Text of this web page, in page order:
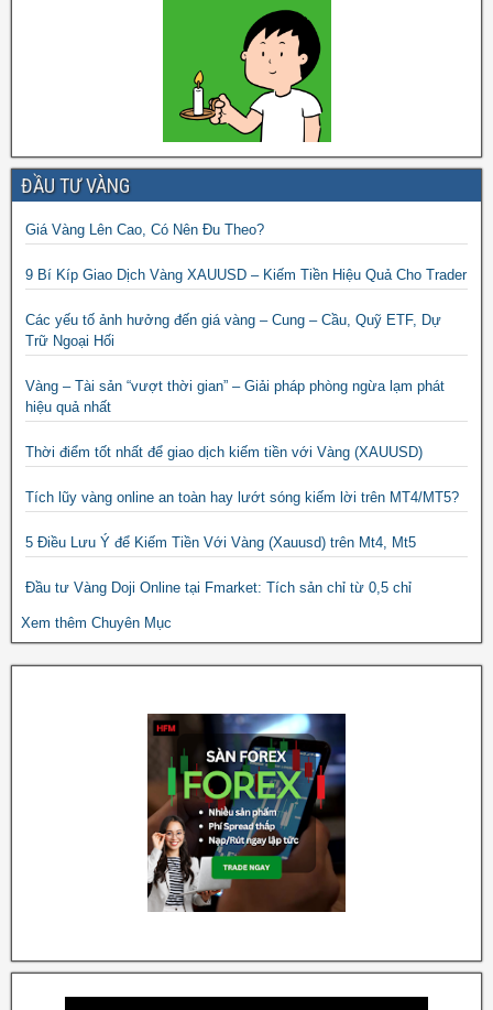
ĐẦU TƯ VÀNG
Giá Vàng Lên Cao, Có Nên Đu Theo?
9 Bí Kíp Giao Dịch Vàng XAUUSD – Kiếm Tiền Hiệu Quả Cho Trader
Các yếu tố ảnh hưởng đến giá vàng – Cung – Cầu, Quỹ ETF, Dự
Trữ Ngoại Hối
Vàng – Tài sản “vượt thời gian” – Giải pháp phòng ngừa lạm phát
hiệu quả nhất
Thời điểm tốt nhất để giao dịch kiếm tiền với Vàng (XAUUSD)
Tích lũy vàng online an toàn hay lướt sóng kiếm lời trên MT4/MT5?
5 Điều Lưu Ý để Kiếm Tiền Với Vàng (Xauusd) trên Mt4, Mt5
Đầu tư Vàng Doji Online tại Fmarket: Tích sản chỉ từ 0,5 chỉ
Xem thêm Chuyên Mục